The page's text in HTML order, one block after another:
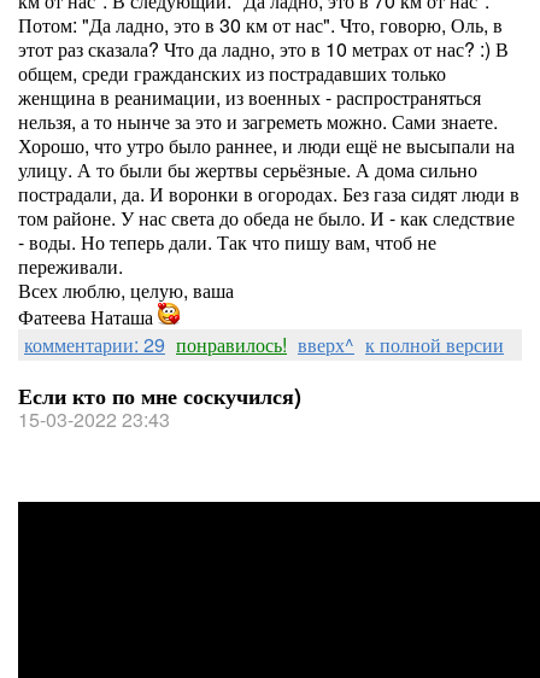
Потом: "Да ладно, это в 30 км от нас". Что, говорю, Оль, в
этот раз сказала? Что да ладно, это в 10 метрах от нас? :) В
общем, среди гражданских из пострадавших только
женщина в реанимации, из военных - распространяться
нельзя, а то нынче за это и загреметь можно. Сами знаете.
Хорошо, что утро было раннее, и люди ещё не высыпали на
улицу. А то были бы жертвы серьёзные. А дома сильно
пострадали, да. И воронки в огородах. Без газа сидят люди в
том районе. У нас света до обеда не было. И - как следствие
- воды. Но теперь дали. Так что пишу вам, чтоб не
переживали.
Всех люблю, целую, ваша
Фатеева Наташа
комментарии: 29 понравилось! вверх^ к полной версии
Если кто по мне соскучился)
15-03-2022 23:43